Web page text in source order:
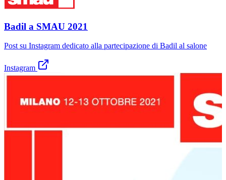
Badil a SMAU 2021
Post su Instagram dedicato alla partecipazione di Badil al salone
Instagram